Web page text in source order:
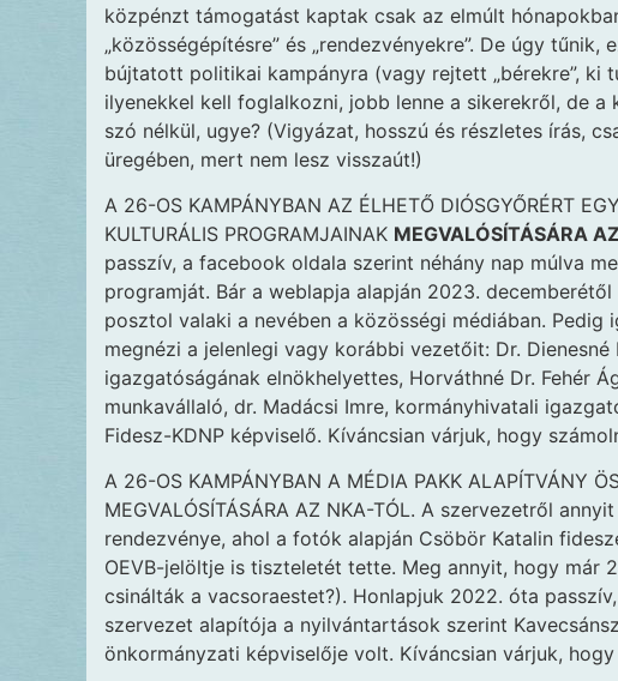
közpénzt támogatást kaptak csak az elmúlt
„közösségépítésre” és „rendezvényekre”. De úgy
bújtatott politikai kampányra (vagy rejtett „bérekre”, ki
ilyenekkel kell foglalkozni, jobb lenne a sikerekről, de
szó nélkül, ugye? (Vigyázat, hosszú és részletes írás,
üregében, mert nem lesz visszaút!)
A 26-OS KAMPÁNYBAN AZ ÉLHETŐ DIÓSGYŐRÉRT
KULTURÁLIS PROGRAMJAINAK MEGVALÓSÍTÁSÁRA
passzív, a facebook oldala szerint néhány nap múlva
programját. Bár a weblapja alapján 2023.
posztol valaki a nevében a közösségi médiában. Pedig
megnézi a jelenlegi vagy korábbi vezetőit: Dr.
igazgatóságának elnökhelyettes, Horváthné Dr. Fehér
munkavállaló, dr. Madácsi Imre, kormányhivatali
Fidesz-KDNP képviselő. Kíváncsian várjuk, hogy
A 26-OS KAMPÁNYBAN A MÉDIA PAKK ALAPÍTVÁNY
MEGVALÓSÍTÁSÁRA AZ NKA-TÓL. A szervezetről
rendezvénye, ahol a fotók alapján Csöbör Katalin
OEVB-jelöltje is tiszteletét tette. Meg annyit, hogy már
csinálták a vacsoraestet?). Honlapjuk 2022. óta
szervezet alapítója a nyilvántartások szerint
önkormányzati képviselője volt. Kíváncsian várjuk,